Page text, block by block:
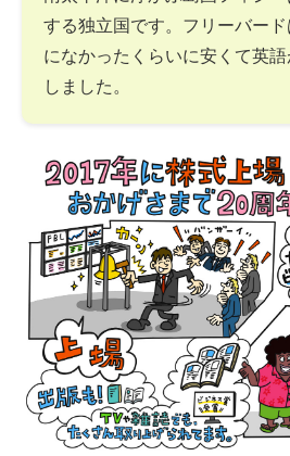
する独立国です。フリーバー
になかったくらいに安くて英
しました。